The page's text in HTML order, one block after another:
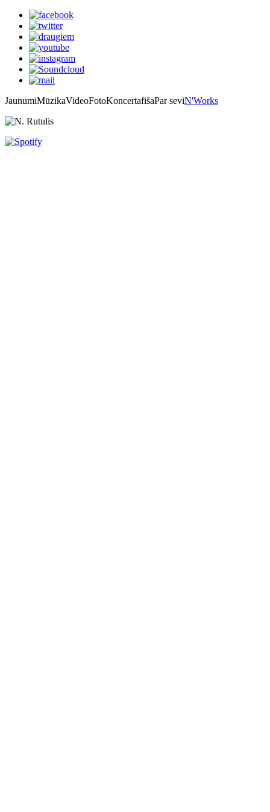
JaunumiMūzikaVideoFotoKoncertafišaPar seviN'Works